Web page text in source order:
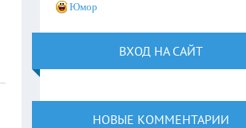
Юмор
ВХОД НА САЙТ
НОВЫЕ КОММЕНТАРИИ